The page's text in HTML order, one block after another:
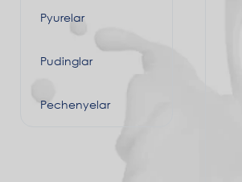
Pyurelar
Pudinglar
Pechenyelar